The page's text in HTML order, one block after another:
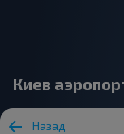
Киев
Назад